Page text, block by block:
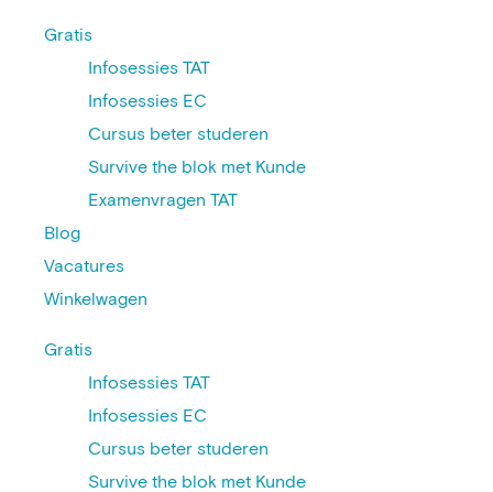
Gratis
Infosessies TAT
Infosessies EC
Cursus beter studeren
Survive the blok met Kunde
Examenvragen TAT
Blog
Vacatures
Winkelwagen
Gratis
Infosessies TAT
Infosessies EC
Cursus beter studeren
Survive the blok met Kunde